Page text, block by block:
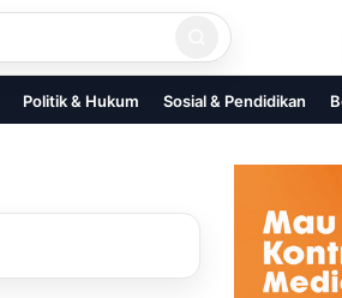
Politik & Hukum Sosial & Pendidikan